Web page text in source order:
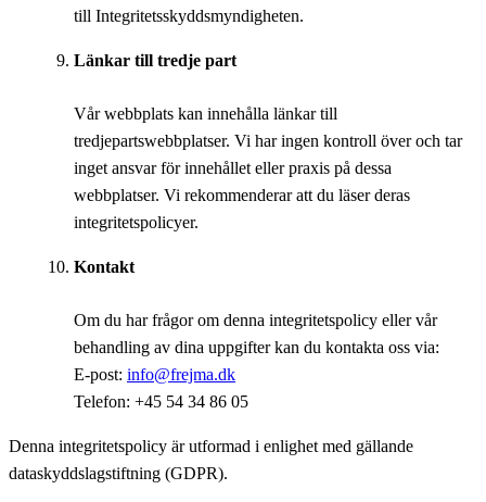
till Integritetsskyddsmyndigheten.
Länkar till tredje part
Vår webbplats kan innehålla länkar till
tredjepartswebbplatser. Vi har ingen kontroll över och tar
inget ansvar för innehållet eller praxis på dessa
webbplatser. Vi rekommenderar att du läser deras
integritetspolicyer.
Kontakt
Om du har frågor om denna integritetspolicy eller vår
behandling av dina uppgifter kan du kontakta oss via:
E-post: info@frejma.dk
Telefon: +45 54 34 86 05
Denna integritetspolicy är utformad i enlighet med gällande
dataskyddslagstiftning (GDPR).